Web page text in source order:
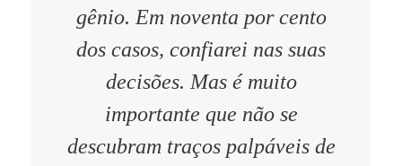
gênio. Em noventa por cento
dos casos, confiarei nas suas
decisões. Mas é muito
importante que não se
descubram traços palpáveis de